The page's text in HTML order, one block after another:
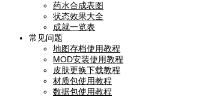
药水合成表图
状态效果大全
成就一览表
常见问题
地图存档使用教程
MOD安装使用教程
皮肤更换下载教程
材质包使用教程
数据包使用教程